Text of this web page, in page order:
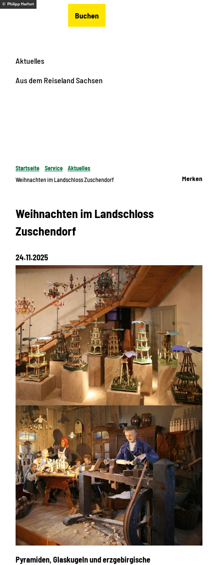
Z
Buchen
© Philipp Herfort
Aktuelles
Aus dem Reiseland Sachsen
Startseite Service
Aktuelles
Weihnachten im Landschloss Zuschendorf
Merken
Weihnachten im Landschloss
Zuschendorf
24.11.2025
Pyramiden, Glaskugeln und erzgebirgische